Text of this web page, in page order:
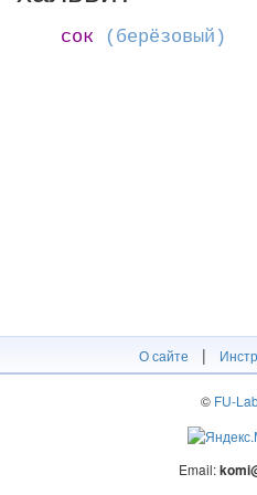
сок (берёзовый)
О сайте |
© FU-
Email: